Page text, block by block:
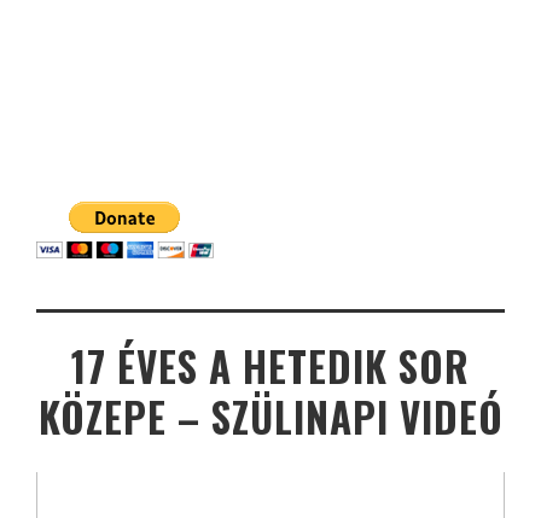
17 ÉVES A HETEDIK SOR
KÖZEPE – SZÜLINAPI VIDEÓ